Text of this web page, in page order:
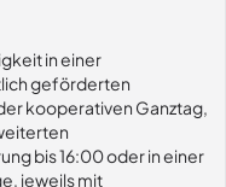
in einer
geförderten
kooperativen Ganztag,
bis 16:00 oder in einer
jeweils mit